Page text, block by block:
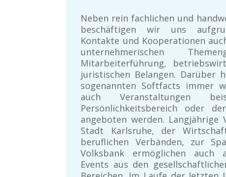
Neben rein fachlichen und
beschäftigen wir uns
Kontakte und Kooperationen
unternehmerischen
Mitarbeiterführung,
juristischen Belangen. Darüber
sogenannten Softfacts immer
auch Veranstaltungen
Persönlichkeitsbereich oder
angeboten werden. Langjährige
Stadt Karlsruhe, der
beruflichen Verbänden, zur
Volksbank ermöglichen auch
Events aus den